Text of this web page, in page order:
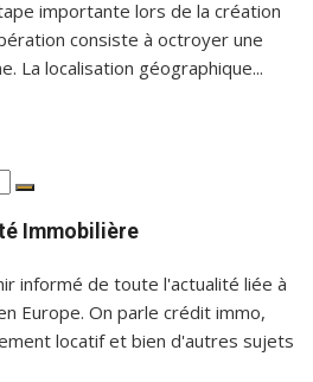
importante lors de la création
consiste à octroyer une
La localisation géographique...
Rechercher
Immobilière
informé de toute l'actualité liée à
Europe. On parle crédit immo,
locatif et bien d'autres sujets